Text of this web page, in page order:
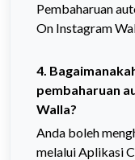
Pembaharuan
On Instagram
4.
pembaharuan
Walla?
Anda boleh
melalui Aplikasi